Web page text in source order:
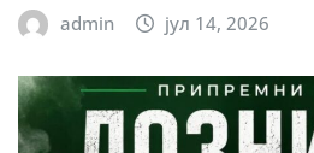
admin јул 14, 2026